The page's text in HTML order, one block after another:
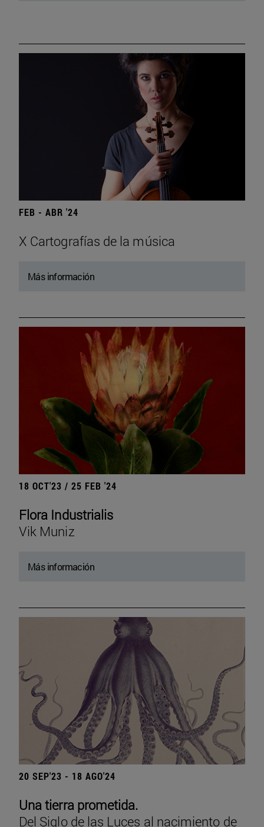
FEB - ABR '24
X Cartografías de la música
Más información
18 OCT'23 / 25 FEB '24
Flora Industrialis
Vik Muniz
Más información
20 SEP'23 - 18 AGO'24
Una tierra prometida.
Del Siglo de las Luces al nacimiento de